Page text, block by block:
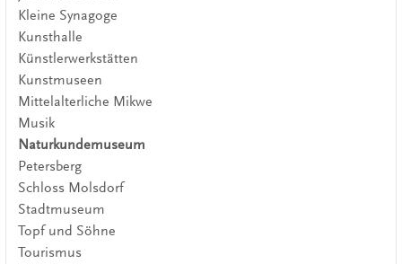
Kleine Synagoge
Kunsthalle
Künstlerwerkstätten
Kunstmuseen
Mittelalterliche Mikwe
Musik
Naturkundemuseum
Petersberg
Schloss Molsdorf
Stadtmuseum
Topf und Söhne
Tourismus